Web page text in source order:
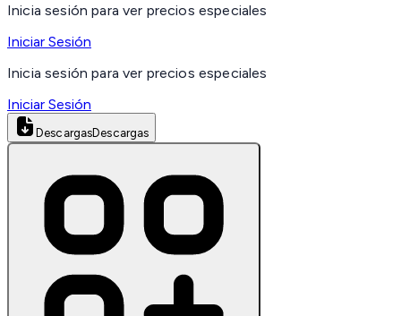
Inicia sesión para ver precios especiales
Iniciar Sesión
Inicia sesión para ver precios especiales
Iniciar Sesión
DescargasDescargas